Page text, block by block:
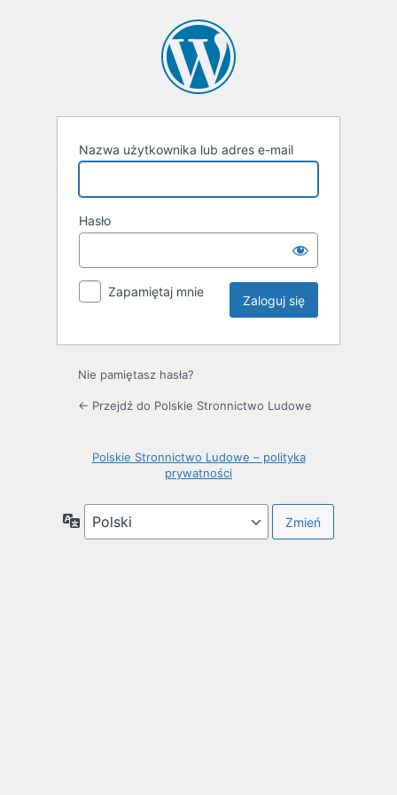
Nazwa użytkownika lub adres e-mail
Hasło
Zapamiętaj mnie
Nie pamiętasz hasła?
← Przejdź do Polskie Stronnictwo Ludowe
Polskie Stronnictwo Ludowe – polityka
prywatności
Język